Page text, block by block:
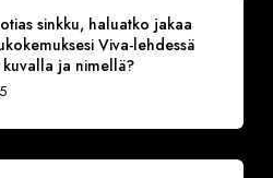
sinkku, haluatko jakaa
Viva-lehdessä
ja nimellä?